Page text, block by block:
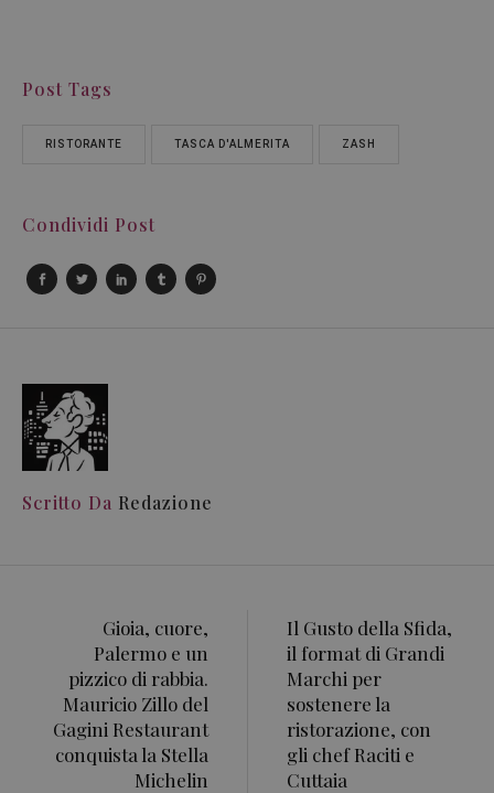
Post Tags
RISTORANTE TASCA D'ALMERITA ZASH
Condividi Post
Scritto Da Redazione
Gioia, cuore,
Palermo e un
pizzico di rabbia.
Mauricio Zillo del
Gagini Restaurant
conquista la Stella
Michelin
Il Gusto della Sfida,
il format di Grandi
Marchi per
sostenere la
ristorazione, con
gli chef Raciti e
Cuttaia